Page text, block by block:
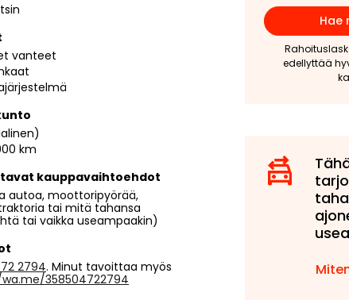
vanteet
km
kauppavaihtoehdot
autoa, moottoripyörää,
tai mitä tahansa
tai vaikka useampaakin)
2794. Minut tavoittaa myös
358504722794
Hae
edellyttää